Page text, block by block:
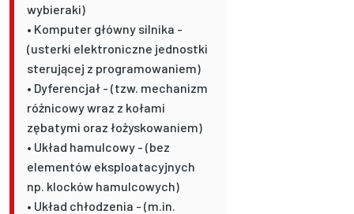
wybieraki)
• Komputer główny silnika -
(usterki elektroniczne jednostki
sterującej z programowaniem)
• Dyferencjał - (tzw. mechanizm
różnicowy wraz z kołami
zębatymi oraz łożyskowaniem)
• Układ hamulcowy - (bez
elementów eksploatacyjnych
np. klocków hamulcowych)
• Układ chłodzenia - (m.in.